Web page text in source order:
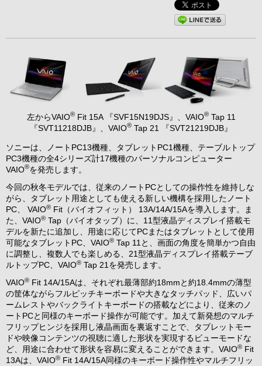
左からVAIO®Fit 15A 『SVF15N19DJS』、VAIO®Tap 11
『SVT11218DJB』、VAIO® Tap 21 『SVT21219DJB』
ソニーは、ノートPC13機種、タブレットPC1機種、テーブルトップ
PC3機種の全4シリーズ計17機種のパーソナルコンピューター
VAIO®を発売します。
今回の秋冬モデルでは、従来のノートPCとしての操作性を維持しな
がら、タブレット用途としても使える新しい機構を採用したノート
PC、 VAIO® Fit（バイオフィット） 13A/14A/15Aを導入します。ま
た、VAIO® Tap（バイオタップ）に、11型液晶ディスプレイ搭載モ
デルを新たに追加し、用途に応じてPCまたはタブレットとして使用
可能なタブレットPC、VAIO® Tap 11と、画面の角度を簡単かつ自由
に調整し、複数人でも楽しめる、21型液晶ディスプレイ搭載テーブ
ルトップPC、VAIO® Tap 21を発売します。
VAIO® Fit 14A/15Aは、それぞれ最薄部約18mmと約18.4mmの薄型
の筐体ながらフルピッチキーボードや大きなタッチパッド、広いパ
ームレストやバックライトキーボードの搭載などにより、従来のノ
ートPCと同様のキーボード操作が可能です。加えて新発想のマルチ
フリップヒンジを採用し液晶画面を裏返すことで、タブレットモー
ドや映像コンテンツの視聴に適した形状を実現するビューモードな
ど、用途に合わせて形状を容易に変えることができます。VAIO® Fit
13Aは、VAIO® Fit 14A/15A同様のキーボード操作性やマルチフリッ